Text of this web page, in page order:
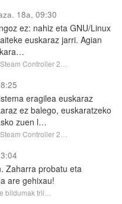
18a, 09:30
ez: nahiz eta GNU/Linux
euskaraz jarri. Agian
Controller 2…
eragilea euskaraz
ez balego, euskaratzeko
zuen l…
Controller 2…
Zaharra probatu eta
are gehixau!
bildumak tril…